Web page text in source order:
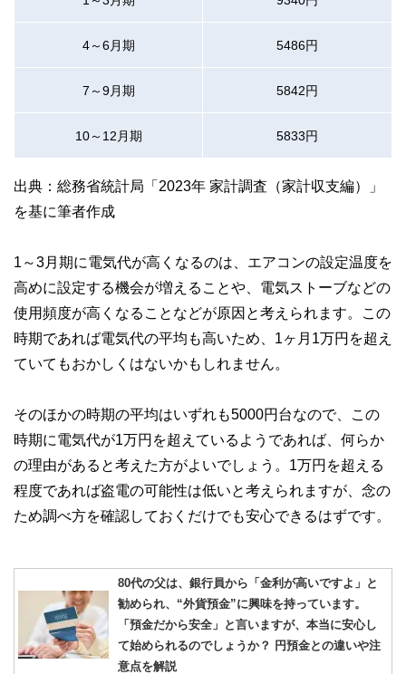
4～6月期 5486円
7～9月期 5842円
10～12月期 5833円
出典：総務省統計局「2023年 家計調査（家計収支編）」
を基に筆者作成
1～3月期に電気代が高くなるのは、エアコンの設定温度を
高めに設定する機会が増えることや、電気ストーブなどの
使用頻度が高くなることなどが原因と考えられます。この
時期であれば電気代の平均も高いため、1ヶ月1万円を超え
ていてもおかしくはないかもしれません。
そのほかの時期の平均はいずれも5000円台なので、この
時期に電気代が1万円を超えているようであれば、何らか
の理由があると考えた方がよいでしょう。1万円を超える
程度であれば盗電の可能性は低いと考えられますが、念の
ため調べ方を確認しておくだけでも安心できるはずです。
80代の父は、銀行員から「金利が高いですよ」と
勧められ、“外貨預金”に興味を持っています。
「預金だから安全」と言いますが、本当に安心し
て始められるのでしょうか？ 円預金との違いや注
意点を解説